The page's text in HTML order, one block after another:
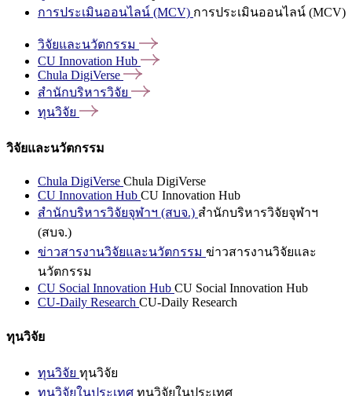
การประเมินออนไลน์ (MCV) การประเมินออนไลน์ (MCV)
วิจัยและนวัตกรรม
CU Innovation Hub
Chula DigiVerse
สำนักบริหารวิจัย
ทุนวิจัย
วิจัยและนวัตกรรม
Chula DigiVerse Chula DigiVerse
CU Innovation Hub CU Innovation Hub
สำนักบริหารวิจัยจุฬาฯ (สบจ.) สำนักบริหารวิจัยจุฬาฯ
(สบจ.)
ข่าวสารงานวิจัยและนวัตกรรม ข่าวสารงานวิจัยและ
นวัตกรรม
CU Social Innovation Hub CU Social Innovation Hub
CU-Daily Research CU-Daily Research
ทุนวิจัย
ทุนวิจัย ทุนวิจัย
ทุนวิจัยในประเทศ ทุนวิจัยในประเทศ